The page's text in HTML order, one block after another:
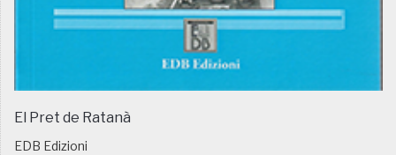
El Pret de Ratanà
EDB Edizioni